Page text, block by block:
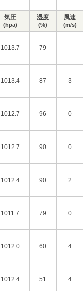
気圧
(hpa)
湿度
(%)
風速
(m/s)
1013.7 79 ---
1013.4 87 3
1012.7 96 0
1012.7 90 0
1012.4 90 2
1011.7 79 0
1012.0 60 4
1012.4 51 4